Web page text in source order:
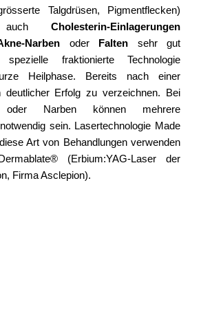
Talgdrüsen, Pigmentflecken)
auch Cholesterin-Einlagerungen
Narben oder Falten sehr gut
fraktionierte Technologie
Heilphase. Bereits nach einer
deutlicher Erfolg zu verzeichnen. Bei
Narben können mehrere
sein. Lasertechnologie Made
Art von Behandlungen verwenden
(Erbium:YAG-Laser der
Firma Asclepion).